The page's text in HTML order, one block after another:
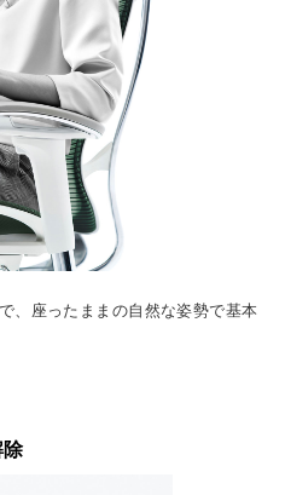
、座ったままの自然な姿勢で基本
除